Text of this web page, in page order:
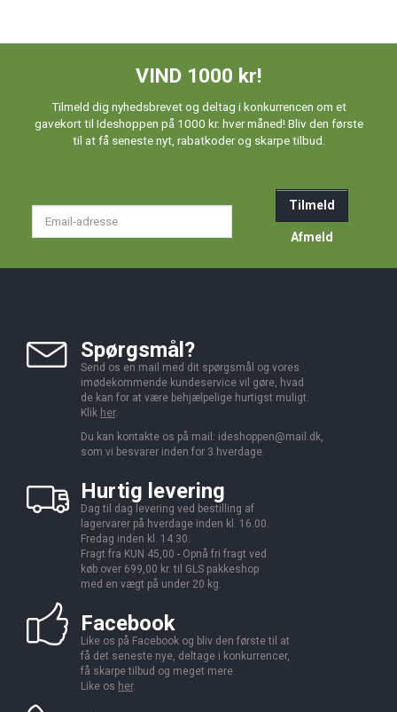
VIND 1000 kr!
Tilmeld dig nyhedsbrevet og deltag i konkurrencen om et
gavekort til Ideshoppen på 1000 kr. hver måned! Bliv den første
til at få seneste nyt, rabatkoder og skarpe tilbud.
Tilmeld
Afmeld
Spørgsmål?
Send os en mail med dit spørgsmål og vores
imødekommende kundeservice vil gøre, hvad
de kan for at være behjælpelige hurtigst muligt.
Klik her.
Du kan kontakte os på mail: ideshoppen@mail.dk,
som vi besvarer inden for 3 hverdage.
Hurtig levering
Dag til dag levering ved bestilling af
lagervarer på hverdage inden kl. 16.00.
Fredag inden kl. 14.30.
Fragt fra KUN 45,00 - Opnå fri fragt ved
køb over 699,00 kr. til GLS pakkeshop
med en vægt på under 20 kg.
Facebook
Like os på Facebook og bliv den første til at
få det seneste nye, deltage i konkurrencer,
få skarpe tilbud og meget mere.
Like os her.